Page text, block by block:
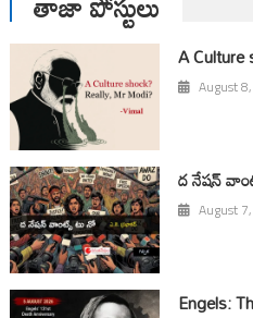
A Culture
August
ద నేషన్
August
Engels: